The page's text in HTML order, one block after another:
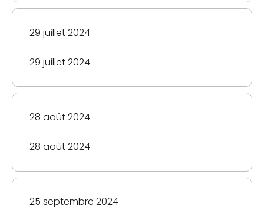
la
Comprend
pension
le
de
garanti,
et
au
29 juillet 2024
29 juillet 2024
28 août 2024
28 août 2024
25 septembre 2024